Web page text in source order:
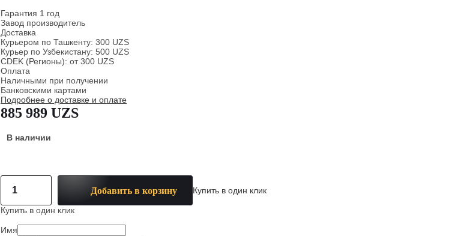
Гарантия 1 год
Завод производитель
Доставка
Курьером по Ташкенту: 300 UZS
Курьер по Узбекистану: 500 UZS
CDEK (Регионы): от 300 UZS
Оплата
Наличными при получении
Банковскими картами
Подробнее о доставке и оплате
885 989 UZS
В наличии
Добавить в корзину Купить в один клик
Купить в один клик
Имя